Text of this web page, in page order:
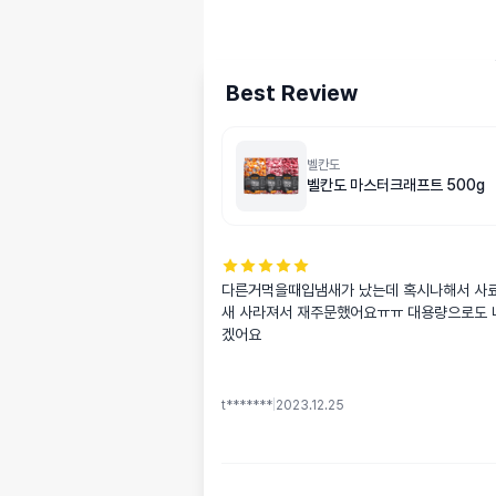
Best Review
벨칸도
벨칸도 마스터크래프트 500g
다른거먹을때입냄새가 났는데 혹시나해서 사
새 사라져서 재주문했어요ㅠㅠ 대용량으로도
겠어요
t******* 2023.12.25